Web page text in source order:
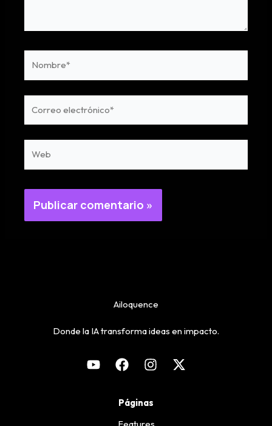
electrónico*
Ailoquence
Donde la IA transforma ideas en impacto.
Páginas